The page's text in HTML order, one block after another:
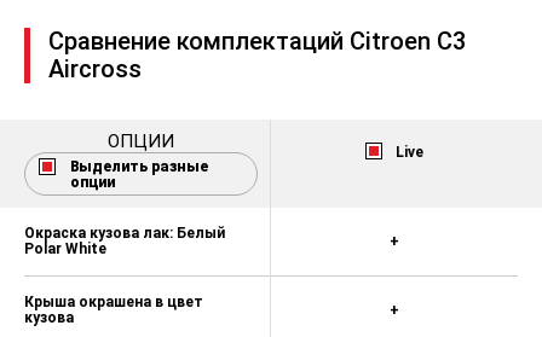
Сенсорный цветной 7" экран +
Аудиосистема RCC с функцией
RDS, с поддержкой MP3 +
Arkamys + Управление на рулевом
колесе + Функция MirrorScreen
совместной работы со
смартфонами с поддержкой
Auto
Комбинация приборов с
монохромным дисплеем
Сравнение комплектаций Citroen C3
Aircross
ОПЦИИ
Выделить разные
опции
Live
Окраска кузова лак: Белый
Polar White
Крыша окрашена в цвет
кузова
+
+